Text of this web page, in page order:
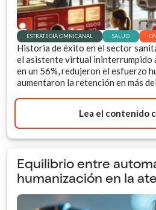
ESTRATEGIA OMNICANAL SALUD
Historia de éxito en el sector
el asistente virtual ininterrumpido
en un 56%, redujeron el esfuerzo
aumentaron la retención en más
Lea el contenido
Equilibrio entre
humanización en la